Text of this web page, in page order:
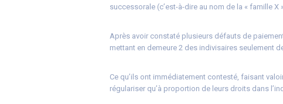
successorale (c’est-à-dire au nom de la « famille X
Après avoir constaté plusieurs défauts de
mettant en demeure 2 des indivisaires seulement
Ce qu’ils ont immédiatement contesté, faisant
régulariser qu’à proportion de leurs droits dans